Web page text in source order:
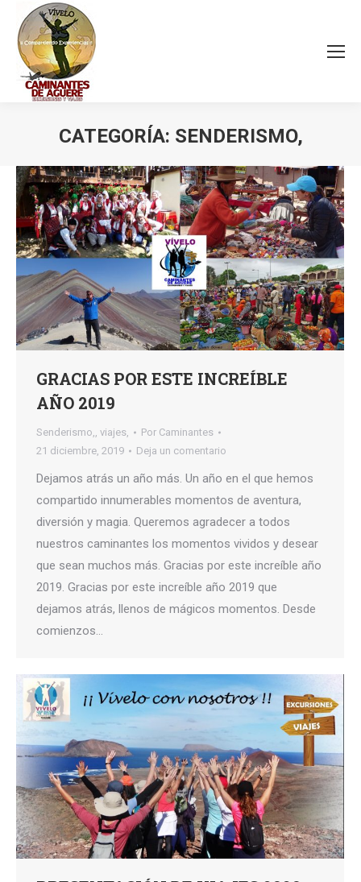
CATEGORÍA: SENDERISMO,
GRACIAS POR ESTE INCREÍBLE
AÑO 2019
Senderismo,, viajes, Por Caminantes
21 diciembre, 2019
Deja un comentario
Dejamos atrás un año más. Un año en el que hemos
compartido innumerables momentos de aventura,
diversión y magia. Queremos agradecer a todos
nuestros caminantes los momentos vividos y desear
que sean muchos más. Gracias por este increíble año
2019. Gracias por este increíble año 2019 que
dejamos atrás, llenos de mágicos momentos. Desde
comienzos…